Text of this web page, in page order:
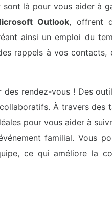
sont là pour vous aider à
Outlook, offrent
ainsi un emploi du
rappels à vos contacts,
des rendez-vous ! Des
À travers des
pour vous aider à
familial. Vous
ce qui améliore la